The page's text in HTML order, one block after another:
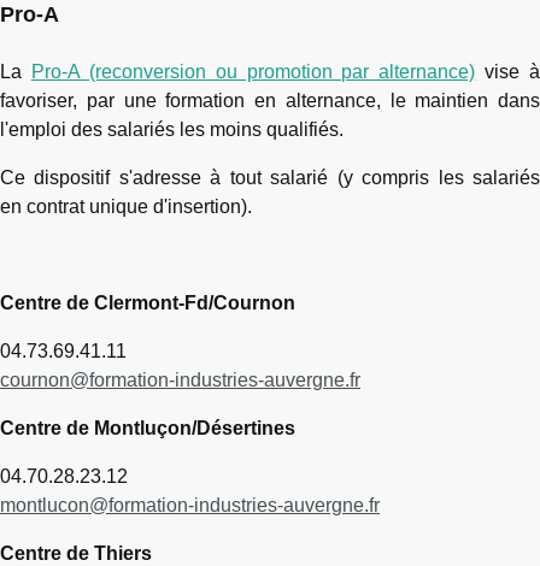
Pro-A
La Pro-A (reconversion ou promotion par alternance) vise à
favoriser, par une formation en alternance, le maintien dans
l'emploi des salariés les moins qualifiés.
Ce dispositif s'adresse à tout salarié (y compris les salariés
en contrat unique d'insertion).
Centre de Clermont-Fd/Cournon
04.73.69.41.11
cournon@formation-industries-auvergne.fr
Centre de Montluçon/Désertines
04.70.28.23.12
montlucon@formation-industries-auvergne.fr
Centre de Thiers